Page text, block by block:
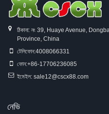
ঠিকানা: নং 39, Huaye Avenue,
Province, China
টেলিফোন:4008066331
ফোন:+86-17706236085
ইমেইল: sale12@cscx88.com
নেভি